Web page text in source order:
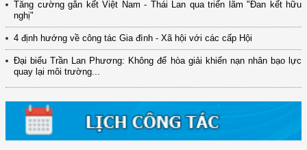
Tăng cường gắn kết Việt Nam - Thái Lan qua triển lãm "Đan kết hữu
nghị"
4 định hướng về công tác Gia đình - Xã hội với các cấp Hội
Đại biểu Trần Lan Phương: Không để hòa giải khiến nạn nhân bạo lực
quay lại môi trường...
(12/TB-HĐKH) V/v đăng ký, đề xuất nhiệm vụ Khoa học, công nghệ và
đổi mới ...
(898/KH/ĐCT) Kế hoạch thực hiện Quyết định số 2415/QĐ-TTg ngày
31/10/2025 ...
xây dựng ...
(891/KH-ĐCT) Kế hoạch thực hiện Nghị quyết số 72-NQ/TW ngày
9/9/2025 của Bộ ...